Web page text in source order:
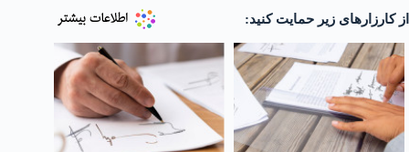
از کارزارهای زیر حمایت کنید: